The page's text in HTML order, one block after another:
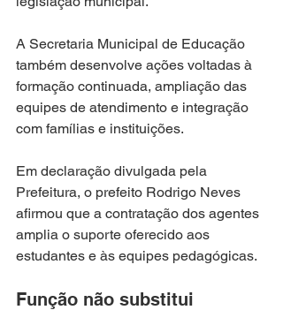
A Secretaria Municipal de Educação
também desenvolve ações voltadas à
formação continuada, ampliação das
equipes de atendimento e integração
com famílias e instituições.
Em declaração divulgada pela
Prefeitura, o prefeito Rodrigo Neves
afirmou que a contratação dos agentes
amplia o suporte oferecido aos
estudantes e às equipes pedagógicas.
Função não substitui